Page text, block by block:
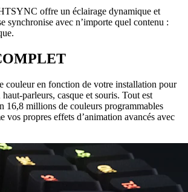
offre un éclairage dynamique et
synchronise avec n’importe quel contenu :
couleur en fonction de votre installation pour
parleurs, casque et souris. Tout est
16,8 millions de couleurs programmables
vos propres effets d’animation avancés avec